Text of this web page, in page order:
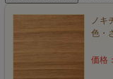
ノキ
色・
価格